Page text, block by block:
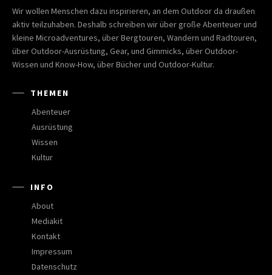
Wir wollen Menschen dazu inspirieren, an dem Outdoor da draußen
aktiv teilzuhaben. Deshalb schreiben wir über große Abenteuer und
kleine Microadventures, über Bergtouren, Wandern und Radtouren,
über Outdoor-Ausrüstung, Gear, und Gimmicks, über Outdoor-
Wissen und Know-How, über Bücher und Outdoor-Kultur.
THEMEN
Abenteuer
Ausrüstung
Wissen
Kultur
INFO
About
Mediakit
Kontakt
Impressum
Datenschutz